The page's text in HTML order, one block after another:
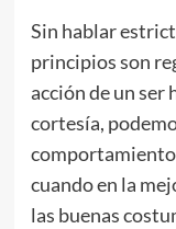
Sin hablar
principios son
acción de un ser
cortesía,
comportamiento
cuando en la
las buenas